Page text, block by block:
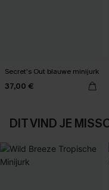
Secret's Out blauwe minijurk
37,00 €
DIT VIND JE